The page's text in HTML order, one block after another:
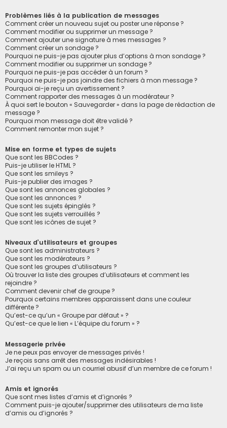
Problèmes liés à la publication de messages
Comment créer un nouveau sujet ou poster une réponse ?
Comment modifier ou supprimer un message ?
Comment ajouter une signature à mes messages ?
Comment créer un sondage ?
Pourquoi ne puis-je pas ajouter plus d’options à mon sondage ?
Comment modifier ou supprimer un sondage ?
Pourquoi ne puis-je pas accéder à un forum ?
Pourquoi ne puis-je pas joindre des fichiers à mon message ?
Pourquoi ai-je reçu un avertissement ?
Comment rapporter des messages à un modérateur ?
À quoi sert le bouton « Sauvegarder » dans la page de rédaction de
message ?
Pourquoi mon message doit être validé ?
Comment remonter mon sujet ?
Mise en forme et types de sujets
Que sont les BBCodes ?
Puis-je utiliser le HTML ?
Que sont les smileys ?
Puis-je publier des images ?
Que sont les annonces globales ?
Que sont les annonces ?
Que sont les sujets épinglés ?
Que sont les sujets verrouillés ?
Que sont les icônes de sujet ?
Niveaux d’utilisateurs et groupes
Que sont les administrateurs ?
Que sont les modérateurs ?
Que sont les groupes d’utilisateurs ?
Où trouver la liste des groupes d’utilisateurs et comment les
rejoindre ?
Comment devenir chef de groupe ?
Pourquoi certains membres apparaissent dans une couleur
différente ?
Qu’est-ce qu’un « Groupe par défaut » ?
Qu’est-ce que le lien « L’équipe du forum » ?
Messagerie privée
Je ne peux pas envoyer de messages privés !
Je reçois sans arrêt des messages indésirables !
J’ai reçu un spam ou un courriel abusif d’un membre de ce forum !
Amis et ignorés
Que sont mes listes d’amis et d’ignorés ?
Comment puis-je ajouter/supprimer des utilisateurs de ma liste
d’amis ou d’ignorés ?